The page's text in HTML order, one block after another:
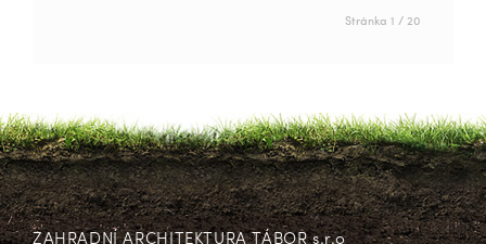
Stránka 1 / 20
ZAHRADNÍ ARCHITEKTURA TÁBOR s.r.o